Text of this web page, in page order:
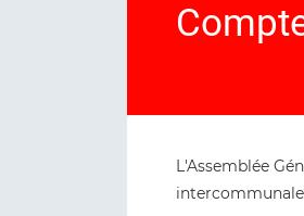
L'Assemblée